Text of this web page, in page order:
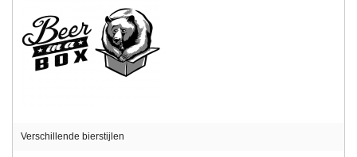
Verschillende bierstijlen